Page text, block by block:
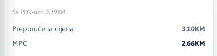
Sa PDV-om: 0,39KM
Preporučena cijena
3,10KM
MPC
2,66KM